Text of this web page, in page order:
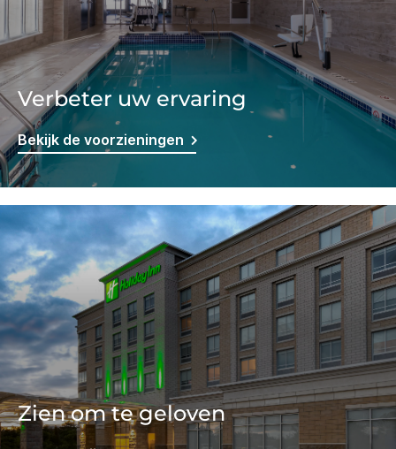
Verbeter uw ervaring
Bekijk de voorzieningen
Zien om te geloven